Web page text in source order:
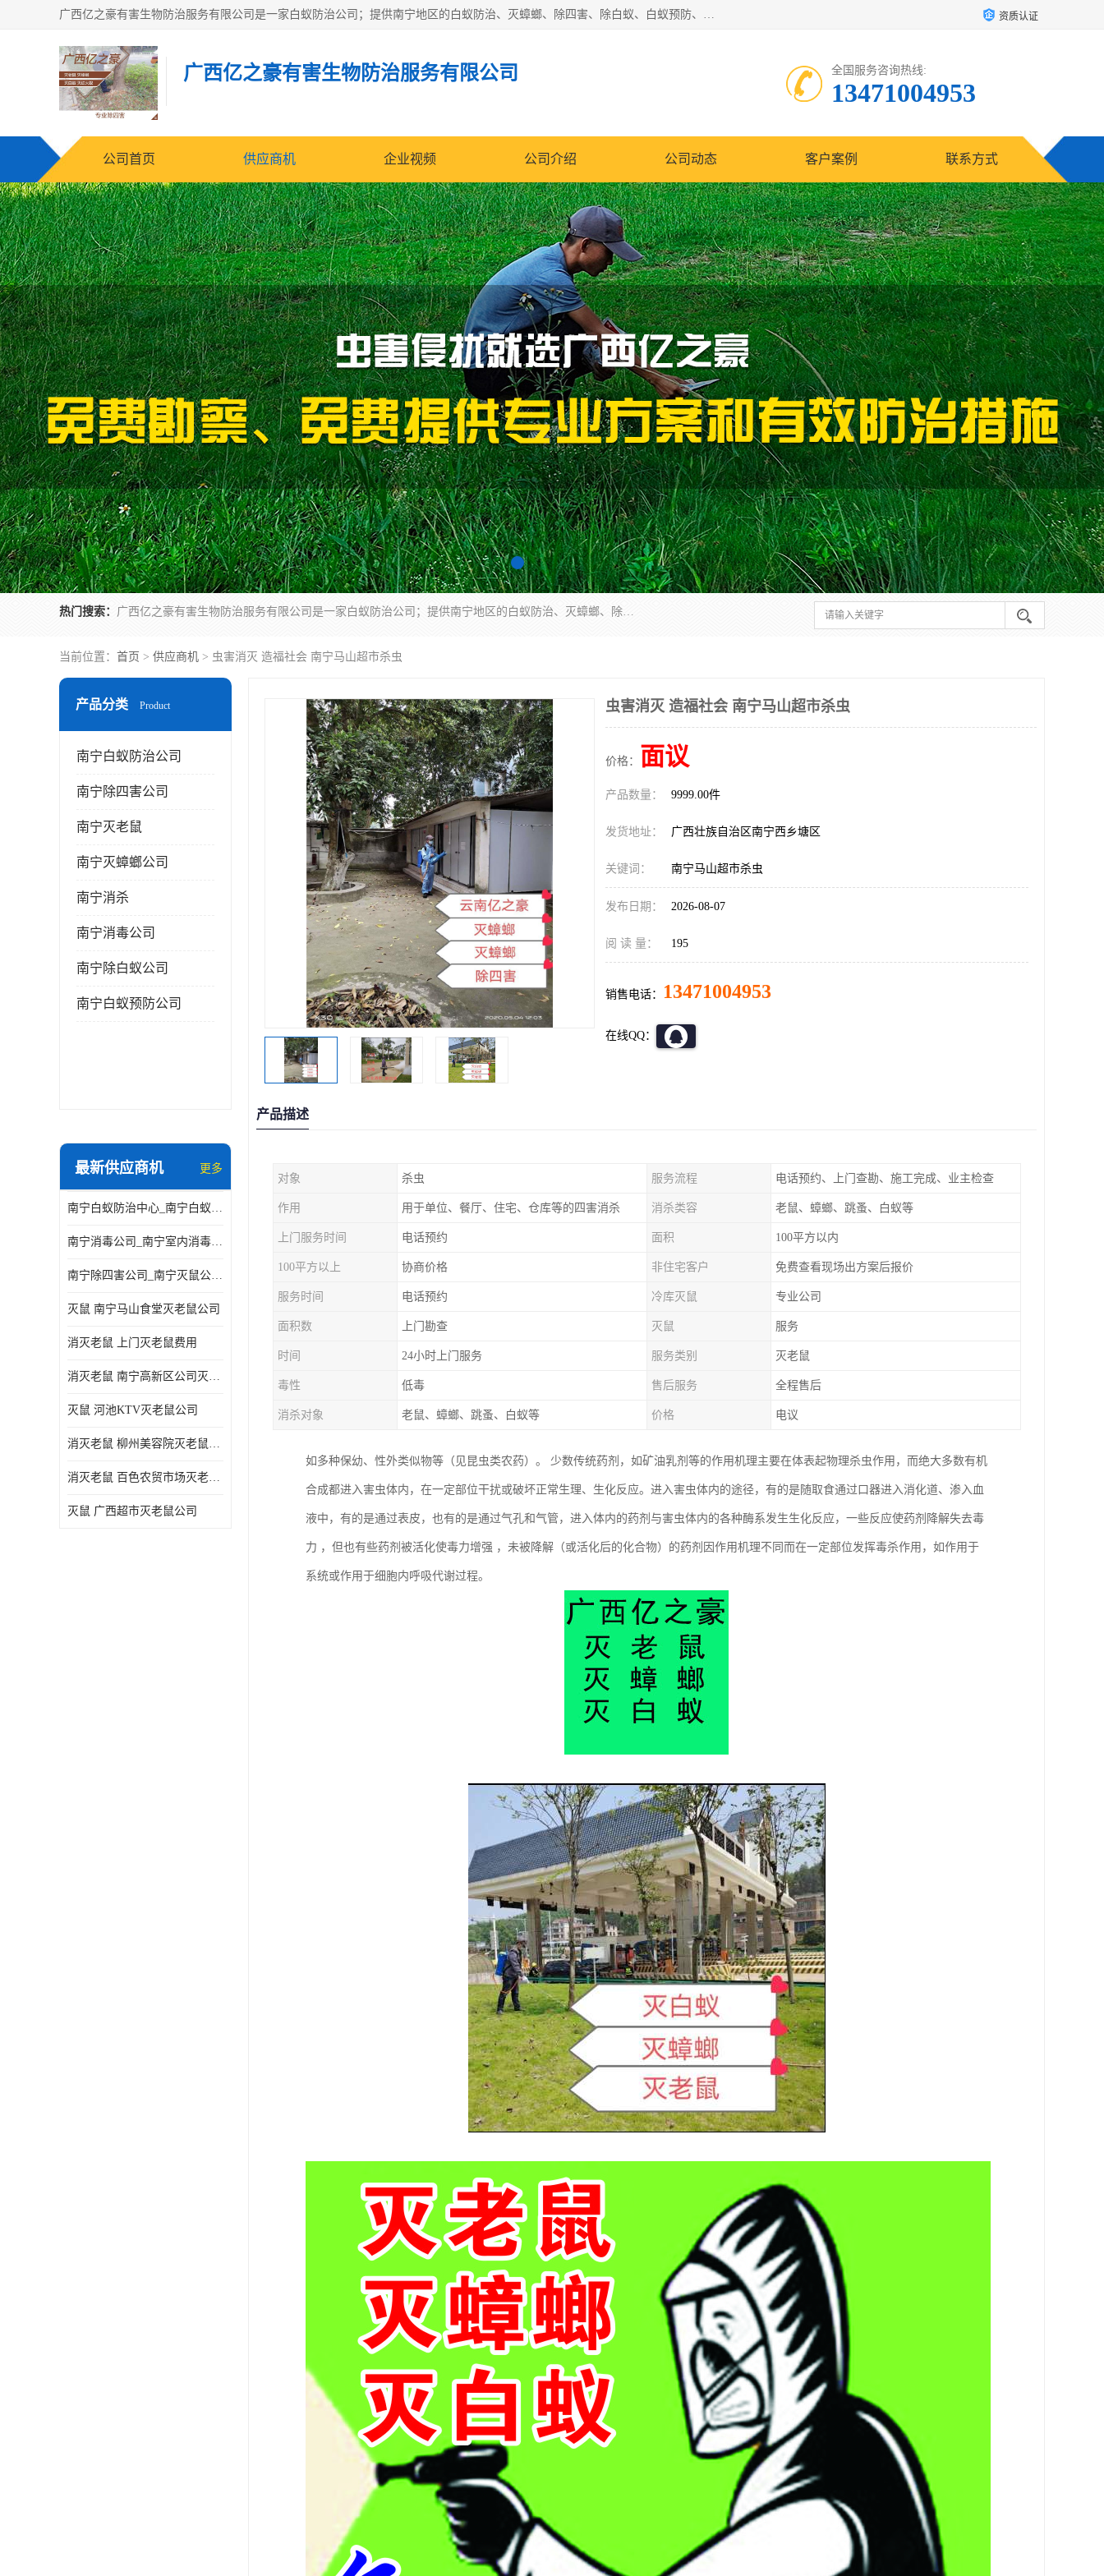
广西亿之豪有害生物防治服务有限公司是一家白蚁防治公司；提供南宁地区的白蚁防治、灭蟑螂、除四害、除白蚁、白蚁预防、消毒等服务，广西亿之豪有害生物防治服务有限公司专业灭蟑螂,灭鼠,除四害,服务上门,安全环保,售后保障,一次消杀，竭诚为您服务. 资质认证
广西亿之豪有害生物防治服务有限公司 全国服务咨询热线:
13471004953
公司首页 供应商机 企业视频 公司介绍 公司动态 客户案例 联系方式
热门搜索： 广西亿之豪有害生物防治服务有限公司是一家白蚁防治公司；提供南宁地区的白蚁防治、灭蟑螂、除四害、除白蚁、白蚁预防、消毒等服务，广西亿之豪有害生物防治服务有限公司专业灭蟑螂,灭鼠,除四害,服务上门,安全环保,售后保障,一次消杀，竭诚为您服务.
当前位置： 首页 > 供应商机 > 虫害消灭 造福社会 南宁马山超市杀虫
产品分类 Product
南宁白蚁防治公司
南宁除四害公司
南宁灭老鼠
南宁灭蟑螂公司
南宁消杀
南宁消毒公司
南宁除白蚁公司
南宁白蚁预防公司
最新供应商机 更多
南宁白蚁防治中心_南宁白蚁防治所电话_南宁白蚁防治公司
南宁消毒公司_南宁室内消毒_南宁室内消毒公司
南宁除四害公司_南宁灭鼠公司_南宁杀虫公司
灭鼠 南宁马山食堂灭老鼠公司
消灭老鼠 上门灭老鼠费用
消灭老鼠 南宁高新区公司灭老鼠
灭鼠 河池KTV灭老鼠公司
消灭老鼠 柳州美容院灭老鼠费用
消灭老鼠 百色农贸市场灭老鼠公司
灭鼠 广西超市灭老鼠公司
虫害消灭 造福社会 南宁马山超市杀虫
价格： 面议
产品数量： 9999.00件
发货地址： 广西壮族自治区南宁西乡塘区
关键词： 南宁马山超市杀虫
发布日期： 2026-08-07
阅 读 量： 195
销售电话： 13471004953
在线QQ：
产品描述
对象 杀虫 服务流程 电话预约、上门查勘、施工完成、业主检查
作用 用于单位、餐厅、住宅、仓库等的四害消杀 消杀类容 老鼠、蟑螂、跳蚤、白蚁等
上门服务时间 电话预约 面积 100平方以内
100平方以上 协商价格 非住宅客户 免费查看现场出方案后报价
服务时间 电话预约 冷库灭鼠 专业公司
面积数 上门勘查 灭鼠 服务
时间 24小时上门服务 服务类别 灭老鼠
毒性 低毒 售后服务 全程售后
消杀对象 老鼠、蟑螂、跳蚤、白蚁等 价格 电议
如多种保幼、性外类似物等（见昆虫类农药）。 少数传统药剂，如矿油乳剂等的作用机理主要在体表起物理杀虫作用，而绝大多数有机
合成都进入害虫体内，在一定部位干扰或破坏正常生理、生化反应。进入害虫体内的途径，有的是随取食通过口器进入消化道、渗入血
液中，有的是通过表皮，也有的是通过气孔和气管，进入体内的药剂与害虫体内的各种酶系发生生化反应，一些反应使药剂降解失去毒
力 ，但也有些药剂被活化使毒力增强 ，未被降解（或活化后的化合物）的药剂因作用机理不同而在一定部位发挥毒杀作用，如作用于
系统或作用于细胞内呼吸代谢过程。